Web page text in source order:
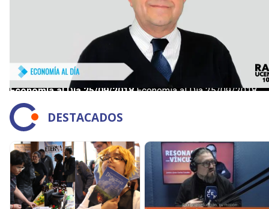
DESTACADOS